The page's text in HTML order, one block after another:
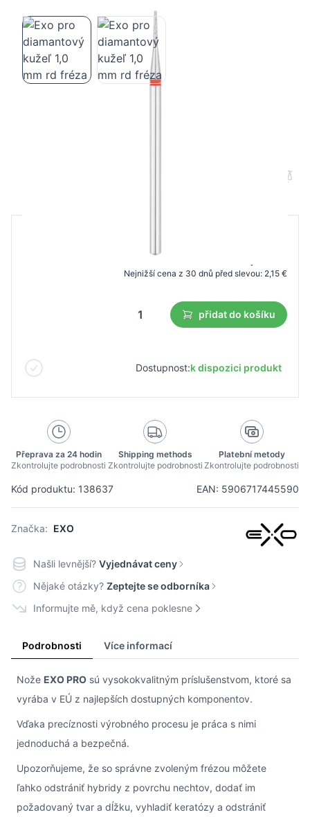
Kód produktu: 138637 EAN: 5906717445590
Značka: EXO
Nejnižší cena z 30 dnů před slevou: 2,15 €
přidat do košíku
Dostupnost:k dispozici produkt
Přeprava za 24 hodin
Zkontrolujte podrobnosti
Shipping methods
Zkontrolujte podrobnosti
Platební metody
Zkontrolujte podrobnosti
Našli levnější? Vyjednávat ceny
Nějaké otázky? Zeptejte se odborníka
Informujte mě, když cena poklesne
Podrobnosti Více informací
Nože EXO PRO sú vysokokvalitným príslušenstvom, ktoré sa
vyrába v EÚ z najlepších dostupných komponentov.
Vďaka precíznosti výrobného procesu je práca s nimi
jednoduchá a bezpečná.
Upozorňujeme, že so správne zvoleným frézou môžete
ľahko odstrániť hybridy z povrchu nechtov, dodať im
požadovaný tvar a dĺžku, vyhladiť keratózy a odstrániť